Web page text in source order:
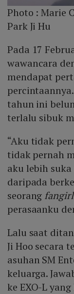
Photo :Marie
Park Ji Hu
Pada 17
wawancara
mendapat
tahun ini
terlalu sibuk
“Aku tidak
tidak pernah
aku lebih
daripada
seorang fangirl
perasaanku
Lalu saat
Ji Hoo secara
asuhan SM
keluarga.
ke EXO-L